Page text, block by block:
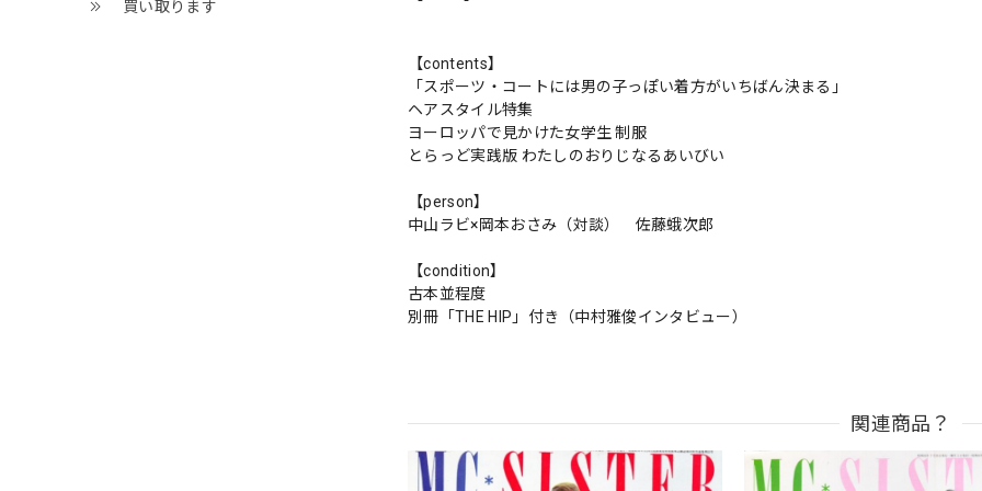
買い取ります
【contents】
「スポーツ・コートには男の子っぽい着方がいちばん決まる」
ヘアスタイル特集
ヨーロッパで見かけた女学生 制服
とらっど実践版 わたしのおりじなるあいびい
【person】
中山ラビ×岡本おさみ（対談） 佐藤蛾次郎
【condition】
古本並程度
別冊「THE HIP」付き（中村雅俊インタビュー）
関連商品？